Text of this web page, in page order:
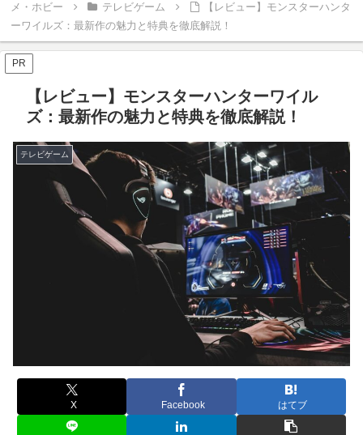
メ・ホビー
テレビゲーム
【レビュー】モンスターハンタ
ーワイルズ：最新作の魅力と特典を徹底解説！
PR
【レビュー】モンスターハンターワイル
ズ：最新作の魅力と特典を徹底解説！
テレビゲーム
X Facebook はてブ